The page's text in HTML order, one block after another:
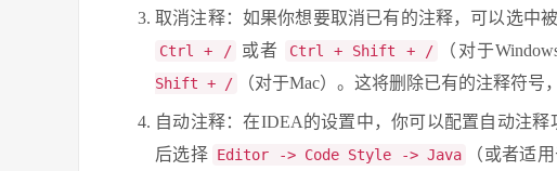
取消注释：如果你想要取消已有的注释，可以选中
Ctrl + / 或者 Ctrl + Shift + / （对于
Shift + /
（对于Mac）。这将删除已有的注释符号
自动注释：在IDEA的设置中，你可以配置自动注释
后选择 Editor -> Code Style -> Java
（或者适